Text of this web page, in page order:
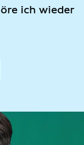
ich wieder